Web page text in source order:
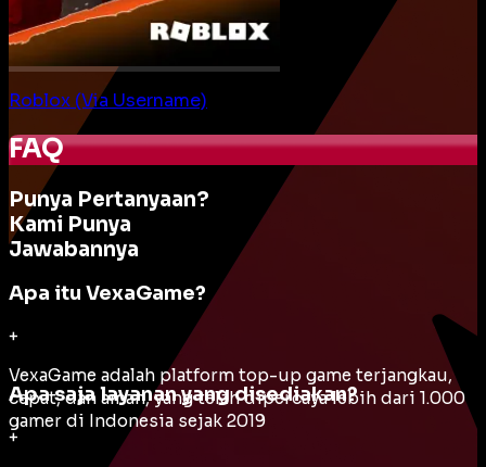
Roblox (Via Username)
FAQ
Punya Pertanyaan?
Kami Punya
Jawabannya
Apa itu VexaGame?
+
VexaGame adalah platform top-up game terjangkau,
cepat, dan aman, yang telah dipercaya lebih dari 1.000
gamer di Indonesia sejak 2019
Apa saja layanan yang disediakan?
+